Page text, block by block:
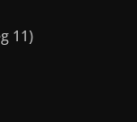
11)